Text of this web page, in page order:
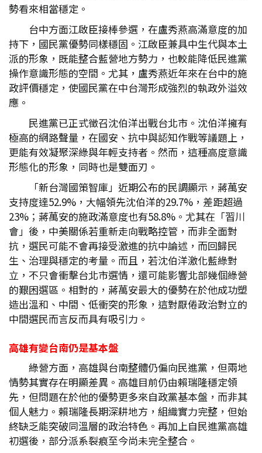
勢看來相當穩定。
台中方面江啟臣接棒參選，在盧秀燕高滿意度的加
持下，國民黨優勢同樣穩固。江啟臣兼具中生代與本土
派的形象，既能整合藍營地方勢力，也較能降低民進黨
操作意識形態的空間。尤其，盧秀燕近年來在台中的施
政評價穩定，使國民黨在中台灣形成強烈的執政外溢效
應。
民進黨已正式徵召沈伯洋出戰台北市。沈伯洋擁有
極高的網路聲量，在國安、抗中與認知作戰等議題上，
更能有效凝聚深綠與年輕支持者。然而，這種高度意識
形態化的形象，同時也是雙面刃。
「新台灣國策智庫」近期公布的民調顯示，蔣萬安
支持度達52.9%，大幅領先沈伯洋的29.7%，差距超過
23%；蔣萬安的施政滿意度也有58.8%。尤其在「習川
會」後，中美關係若重新走向戰略控管，而非全面對
抗，選民可能不會再接受激進的抗中論述，而回歸民
生、治理與穩定的考量。而且，若沈伯洋激化藍綠對
立，不只會衝擊台北市選情，還可能影響北部幾個綠營
的艱困選區。相對的，蔣萬安最大的優勢在於他成功塑
造出溫和、中間、低衝突的形象，這對厭倦政治對立的
中間選民而言反而具有吸引力。
高雄有變台南仍是基本盤
綠營方面，高雄與台南整體仍偏向民進黨，但兩地
情勢其實存在明顯差異。高雄目前仍由賴瑞隆穩定領
先，但問題在於他的優勢更多來自政黨基本盤，而非其
個人魅力。賴瑞隆長期深耕地方，組織實力完整，但始
終缺乏能突破同溫層的政治特色。再加上自民進黨高雄
初選後，部分派系裂痕至今尚未完全整合。